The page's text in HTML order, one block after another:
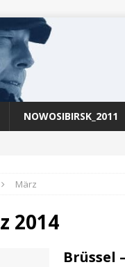
NOWOSIBIRSK_2011
März
2014
Brüssel